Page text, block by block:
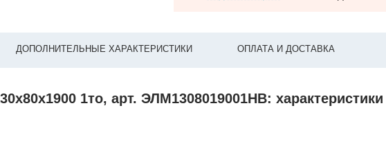
ДОПОЛНИТЕЛЬНЫЕ ХАРАКТЕРИСТИКИ ОПЛАТА И ДОСТАВКА
1то, арт. ЭЛМ1308019001НВ: характеристики